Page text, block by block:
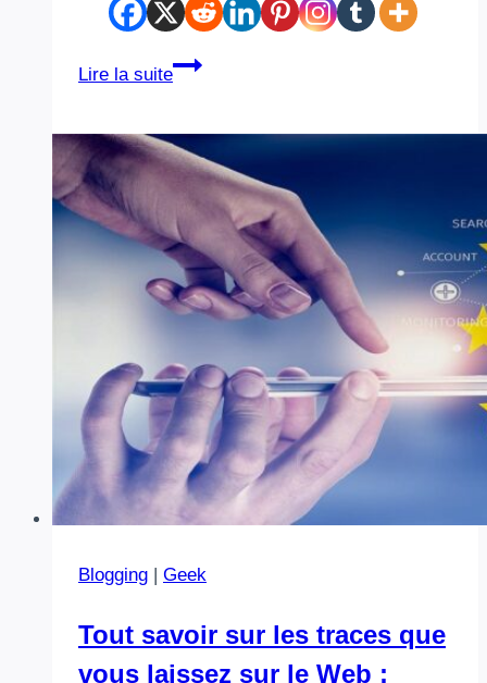
Lire la suite
Des
à
bonjour
Madame
Blogging | Geek
Tout savoir sur les traces que
vous laissez sur le Web :